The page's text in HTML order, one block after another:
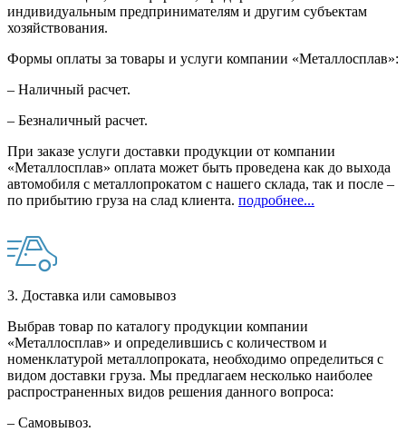
индивидуальным предпринимателям и другим субъектам
хозяйствования.
Формы оплаты за товары и услуги компании «Металлосплав»:
– Наличный расчет.
– Безналичный расчет.
При заказе услуги доставки продукции от компании
«Металлосплав» оплата может быть проведена как до выхода
автомобиля с металлопрокатом с нашего склада, так и после –
по прибытию груза на слад клиента. подробнее...
3. Доставка или самовывоз
Выбрав товар по каталогу продукции компании
«Металлосплав» и определившись с количеством и
номенклатурой металлопроката, необходимо определиться с
видом доставки груза. Мы предлагаем несколько наиболее
распространенных видов решения данного вопроса:
– Самовывоз.